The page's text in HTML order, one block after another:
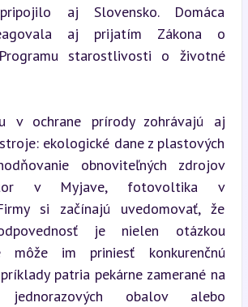
aj Slovensko. Domáca
aj prijatím Zákona o
starostlivosti o životné
v ochrane prírody zohrávajú aj
ekologické dane z plastových
obnoviteľných zdrojov
v Myjave, fotovoltika v
si začínajú uvedomovať, že
je nielen otázkou
môže im priniesť konkurenčnú
patria pekárne zamerané na
jednorazových obalov alebo